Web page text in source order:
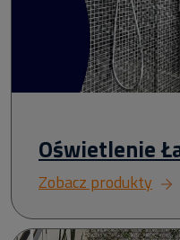
Oświetlenie
Zobacz produkty